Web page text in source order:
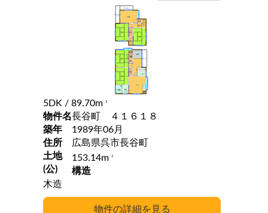
5DK / 89.70m 2
物件名長谷町 ４１６１８
築年
1989年06月
住所
広島県呉市長谷町
土地
(公)
153.14m 2
構造
木造